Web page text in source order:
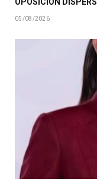
05/08/2026